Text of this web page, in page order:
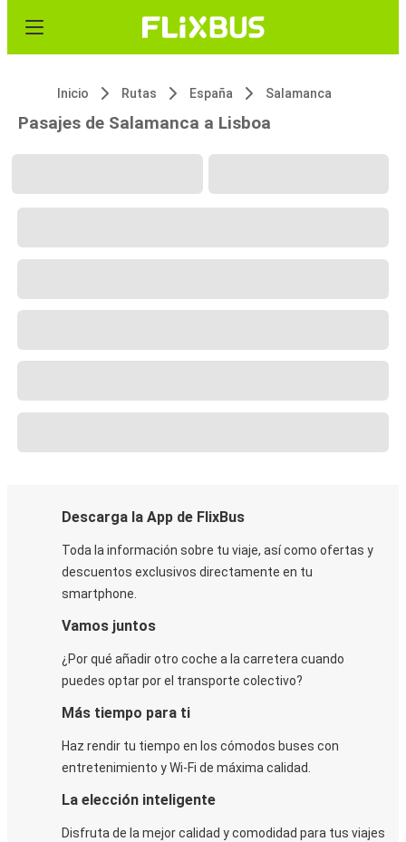
Inicio Rutas España Salamanca
Pasajes de Salamanca a Lisboa
Descarga la App de FlixBus
Toda la información sobre tu viaje, así como ofertas y
descuentos exclusivos directamente en tu
smartphone.
Vamos juntos
¿Por qué añadir otro coche a la carretera cuando
puedes optar por el transporte colectivo?
Más tiempo para ti
Haz rendir tu tiempo en los cómodos buses con
entretenimiento y Wi-Fi de máxima calidad.
La elección inteligente
Disfruta de la mejor calidad y comodidad para tus viajes